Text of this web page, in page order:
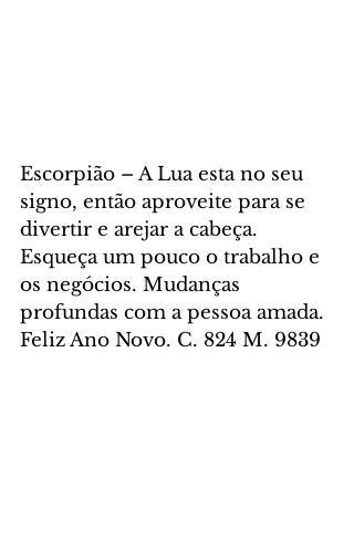
Escorpião – A Lua esta no seu
signo, então aproveite para se
divertir e arejar a cabeça.
Esqueça um pouco o trabalho e
os negócios. Mudanças
profundas com a pessoa amada.
Feliz Ano Novo. C. 824 M. 9839